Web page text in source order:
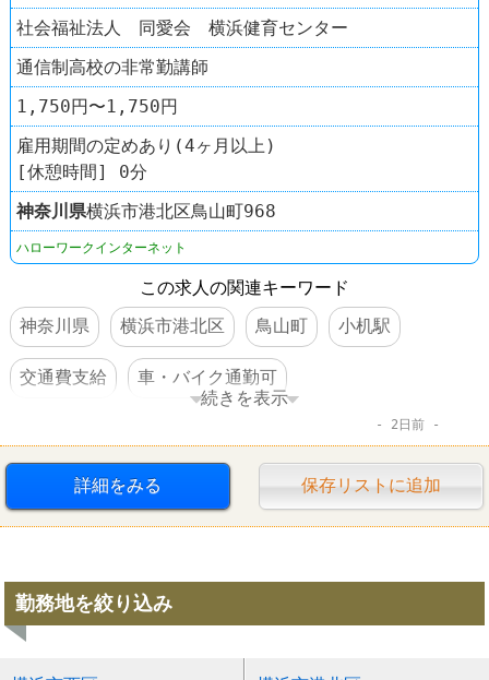
社会福祉法人 同愛会 横浜健育センター
通信制高校の非常勤講師
1,750円〜1,750円
雇用期間の定めあり(4ヶ月以上)
[休憩時間] 0分
神奈川県横浜市港北区鳥山町968
ハローワークインターネット
この求人の関連キーワード
神奈川県
横浜市港北区 鳥山町 小机駅
交通費支給 車・バイク通勤可
続きを表示
2日前
詳細をみる 保存リストに追加
勤務地を絞り込み